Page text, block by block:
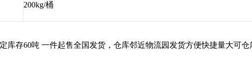
200kg/桶
库存60吨 一件起售全国发货，仓库邻近物流园发货方便快捷量大可仓